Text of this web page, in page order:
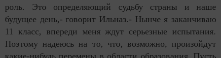
роль. Это определяющий судьбу страны и наше
будущее день,- говорит Ильназ.- Нынче я заканчиваю
11 класс, впереди меня ждут серьезные испытания.
Поэтому надеюсь на то, что, возможно, произойдут
какие-нибудь перемены в области образования. Пусть